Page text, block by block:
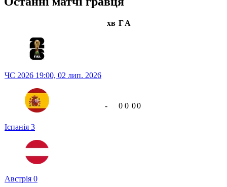
хв ГА
ЧС 2026 19:00, 02 лип. 2026
Іспанія 3
Австрія 0
- 0 0 00